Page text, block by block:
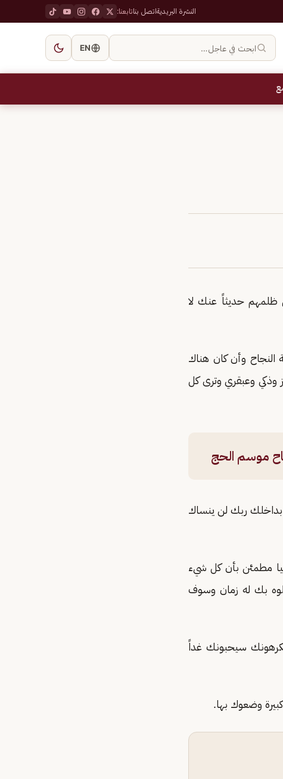
النشرة البريديةاتصل بناتابعنا:
ابحث في عاجل… EN
ظلمهم حديثاً عنك لا
النجاح وأن كان هناك
وعبقري وترى كل
موسم الحج
بداخلك ربك لن ينساك
مطمئن بأن كل شيء
بك له زمان وسوف
سيحبونك غداً
وضعوك بها.